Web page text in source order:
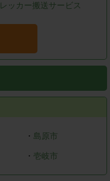
レッカー搬送サービス
・ 島原市
・ 壱岐市